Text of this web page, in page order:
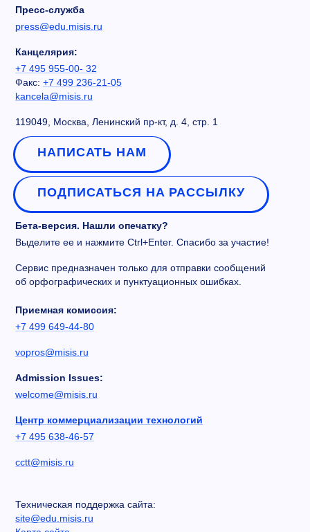
Пресс-служба
press@edu.misis.ru
Канцелярия:
+7 495 955-00- 32
Факс: +7 499 236-21-05
kancela@misis.ru
119049, Москва, Ленинский пр-кт, д. 4, стр. 1
НАПИСАТЬ НАМ
ПОДПИСАТЬСЯ НА РАССЫЛКУ
Бета-версия. Нашли опечатку?
Выделите ее и нажмите Ctrl+Enter. Спасибо за участие!
Сервис предназначен только для отправки сообщений
об орфографических и пунктуационных ошибках.
Приемная комиссия:
+7 499 649-44-80
vopros@misis.ru
Admission Issues:
welcome@misis.ru
Центр коммерциализации технологий
+7 495 638-46-57
cctt@misis.ru
Техническая поддержка сайта:
site@edu.misis.ru